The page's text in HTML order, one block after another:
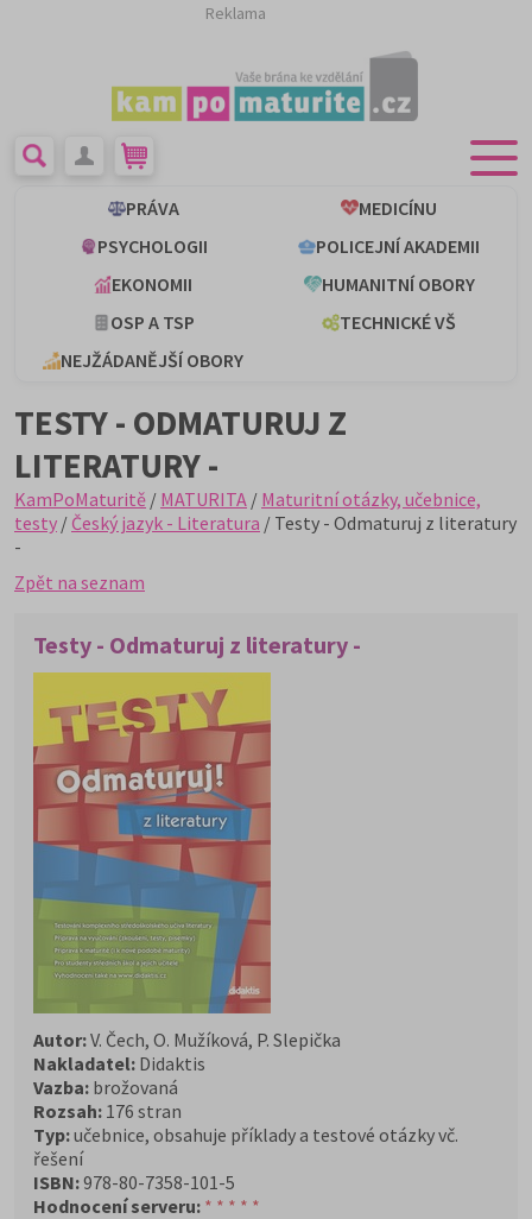
Reklama
PRÁVA
MEDICÍNU
PSYCHOLOGII
POLICEJNÍ AKADEMII
EKONOMII
HUMANITNÍ OBORY
OSP A TSP
TECHNICKÉ VŠ
NEJŽÁDANĚJŠÍ OBORY
TESTY - ODMATURUJ Z
LITERATURY -
KamPoMaturitě / MATURITA / Maturitní otázky, učebnice,
testy / Český jazyk - Literatura / Testy - Odmaturuj z literatury
-
Zpět na seznam
Testy - Odmaturuj z literatury -
Autor:V. Čech, O. Mužíková, P. Slepička
Nakladatel: Didaktis
Vazba: brožovaná
Rozsah: 176 stran
Typ:učebnice, obsahuje příklady a testové otázky vč.
řešení
ISBN:978-80-7358-101-5
Hodnocení serveru: * * * * *